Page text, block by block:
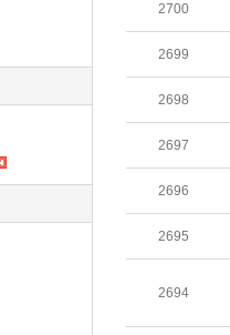
2700
2699
2698
2697
2696
2695
2694